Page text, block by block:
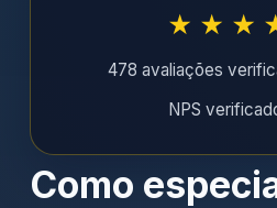
478 avaliações
NPS
Como